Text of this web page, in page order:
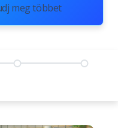
meg többet